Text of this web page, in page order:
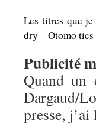
Les titres que je
dry – Otomo tics
Publicité
Quand un
Dargaud/
presse,